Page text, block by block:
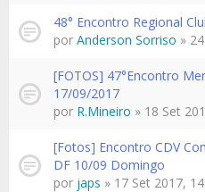
48° Encontro Regional
por Anderson Sorriso »
[FOTOS] 47°Encontro
17/09/2017
por R.Mineiro » 18 Set
[Fotos] Encontro CDV
DF 10/09 Domingo
por japs » 17 Set 2017,